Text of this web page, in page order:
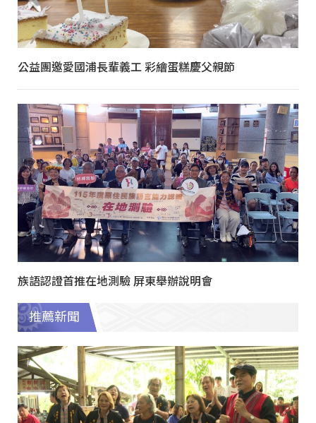
公益團邀愛國浦長輩義工 彩繪蛋糕慶父親節
族語認證首推在地測驗 屏東舉辦說明會
推薦新聞